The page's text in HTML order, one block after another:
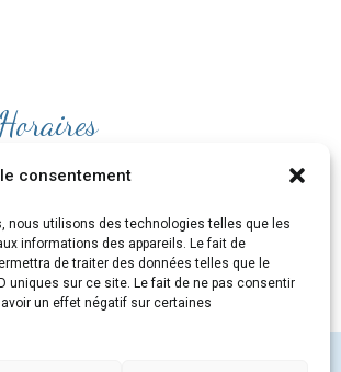
consentement
nous utilisons des technologies telles que les
informations des appareils. Le fait de
de traiter des données telles que le
uniques sur ce site. Le fait de ne pas consentir
un effet négatif sur certaines
Horaires
de 10H à 19H